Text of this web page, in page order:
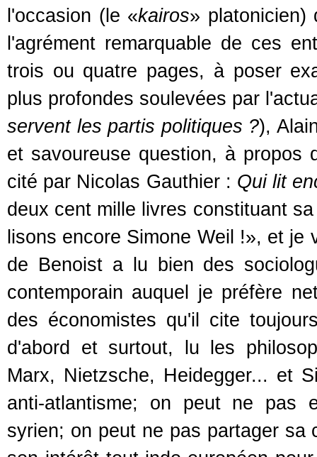
l'occasion (le «kairos» platonicien)
l'agrément remarquable de ces
trois ou quatre pages, à poser
plus profondes soulevées par
servent les partis politiques ?),
et savoureuse question, à propos
cité par Nicolas Gauthier : Qui lit
deux cent mille livres constituant
lisons encore Simone Weil !», et
de Benoist a lu bien des
contemporain auquel je préfère
des économistes qu'il cite
d'abord et surtout, lu les
Marx, Nietzsche, Heidegger... et
anti-atlantisme; on peut ne pas
syrien; on peut ne pas partager sa